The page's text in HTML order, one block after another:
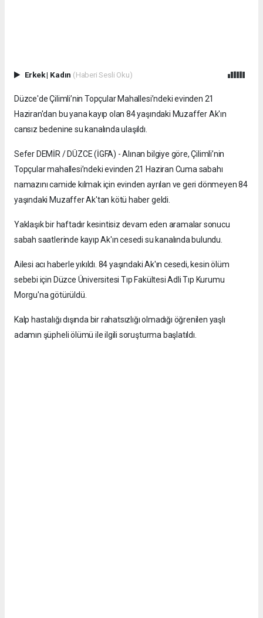
Erkek| Kadın (Haberi Sesli Oku)
Düzce'de Çilimli’nin Topçular Mahallesi’ndeki evinden 21
Haziran'dan bu yana kayıp olan 84 yaşındaki Muzaffer Ak'ın
cansız bedenine su kanalında ulaşıldı.
Sefer DEMİR / DÜZCE (İGFA) - Alınan bilgiye göre, Çilimli’nin
Topçular mahallesi’ndeki evinden 21 Haziran Cuma sabahı
namazını camide kılmak için evinden ayrılan ve geri dönmeyen 84
yaşındaki Muzaffer Ak'tan kötü haber geldi.
Yaklaşık bir haftadır kesintisiz devam eden aramalar sonucu
sabah saatlerinde kayıp Ak'ın cesedi su kanalında bulundu.
Ailesi acı haberle yıkıldı. 84 yaşındaki Ak'ın cesedi, kesin ölüm
sebebi için Düzce Üniversitesi Tıp Fakültesi Adli Tıp Kurumu
Morgu'na götürüldü.
Kalp hastalığı dışında bir rahatsızlığı olmadığı öğrenilen yaşlı
adamın şüpheli ölümü ile ilgili soruşturma başlatıldı.